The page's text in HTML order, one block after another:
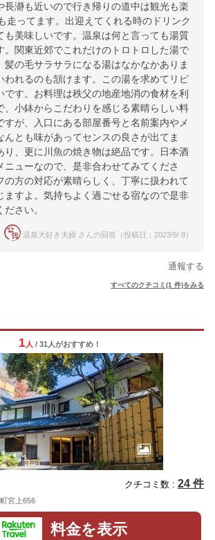
長瀞も近いので行き帰りの道中は観光も楽
走ってます。出迎えてくれる時のドリンク
も美味しいです。温泉は何と言っても湯質
。関東近郊でこれだけのトロトロした湯で
髪の毛サラサラになる湯はなかなかありま
われるのも頷けます。この湯を求めてリピ
です。お料理は秩父の地産地消の食材を利
、小鉢からこだわりを感じる素晴らしい料
すが、入口にある部屋番号と名前案内やメ
んとも味があってセンスの良さが出てま
り、更に川魚の焼き物は絶品です。日本酒
ニューなので、是非合わせてみてくださ
の方の対応が素晴らしく、丁寧に扱われて
ますよ。気持ちよく過ごせる宿なので是非
さい。
温泉大好き夫婦 さんの回答（投稿日：2023/9/ 8）
通報する
すべてのクチコミ(1 件)をみる
1 人 / 31人がおすすめ！
クチコミ数 : 24 件
宮上656
料金を表示